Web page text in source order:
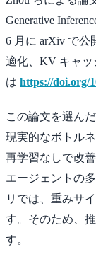
Generative
6 月に arXiv で公
適化、KV キャッ
は https://doi.org/
この論文を選ん
現実的なボトル
再学習なしで改
エージェントの
リでは、重みサ
す。そのため、
す。